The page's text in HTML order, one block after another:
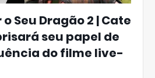
Seu Dragão 2 | Cate
seu papel de
do filme live-